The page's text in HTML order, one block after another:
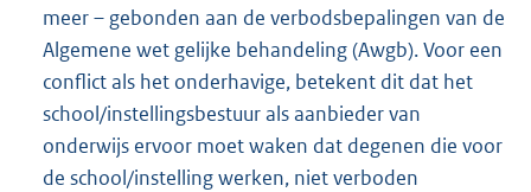
meer – gebonden aan de verbodsbepalingen van de
Algemene wet gelijke behandeling (Awgb). Voor een
conflict als het onderhavige, betekent dit dat het
school/instellingsbestuur als aanbieder van
onderwijs ervoor moet waken dat degenen die voor
de school/instelling werken, niet verboden